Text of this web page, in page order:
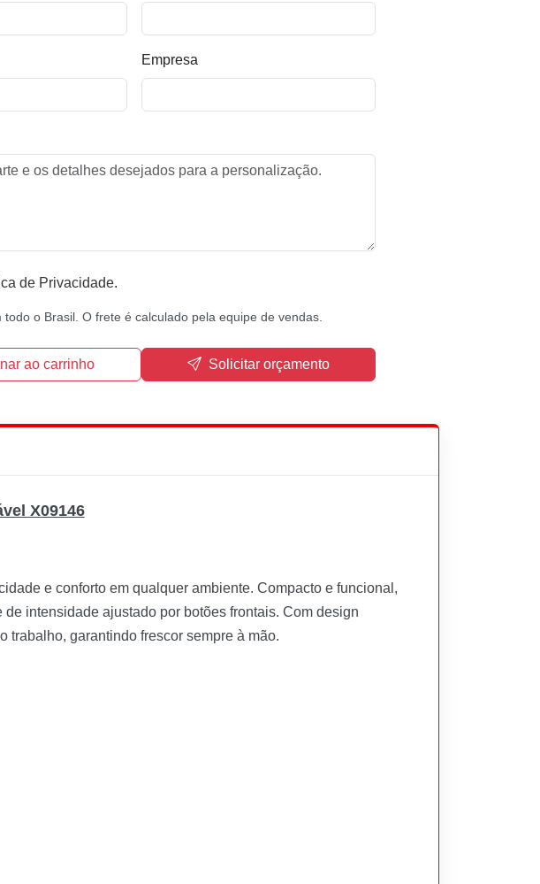
Empresa
de Privacidade.
todo o Brasil. O frete é calculado pela equipe de vendas.
ao carrinho Solicitar orçamento
X09146
e conforto em qualquer ambiente. Compacto e funcional,
intensidade ajustado por botões frontais. Com design
trabalho, garantindo frescor sempre à mão.